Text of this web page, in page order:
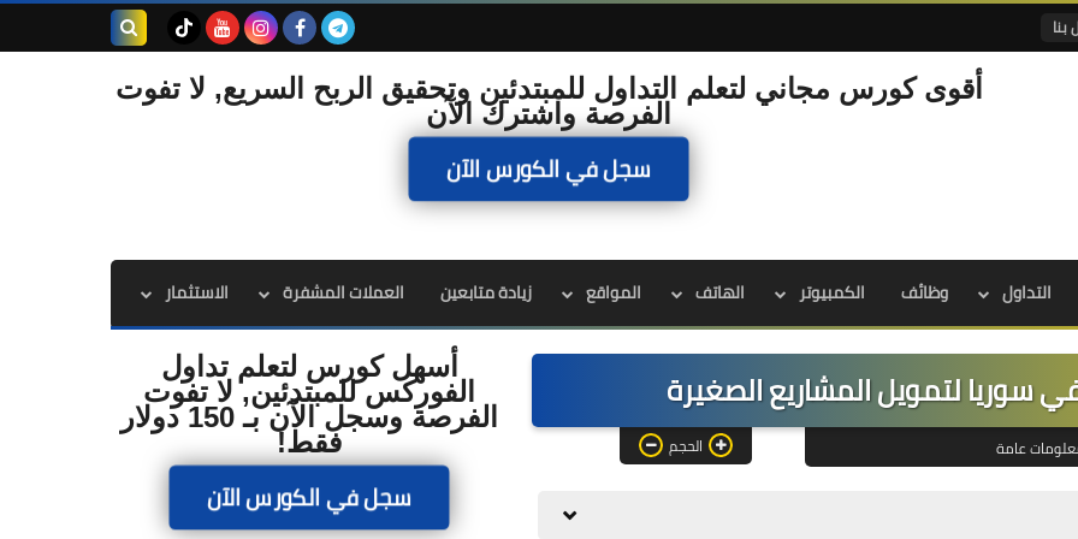
بنا
أقوى كورس مجاني لتعلم التداول للمبتدئين وتحقيق الربح السريع, لا تفوت
الفرصة واشترك الآن
سجل في الكورس الآن
التداول وظائف الكمبيوتر الهاتف المواقع زيادة متابعين العملات المشفرة الاستثمار
لتمويل المشاريع الصغيرة
عامة الحجم
أسهل كورس لتعلم تداول
الفوركس للمبتدئين, لا تفوت
الفرصة وسجل الآن بـ 150 دولار
فقط!
سجل في الكورس الآن